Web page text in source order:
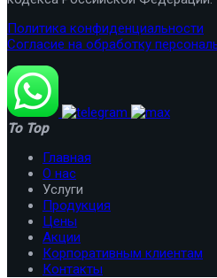
Политика конфиденциальности
Согласие на обработку
To Top
Главная
О нас
Услуги
Продукция
Цены
Акции
Корпоративным клиентам
Контакты